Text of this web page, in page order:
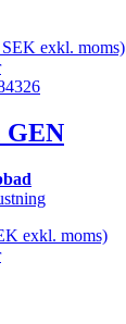
SEK exkl. moms)
GEN
exkl. moms)